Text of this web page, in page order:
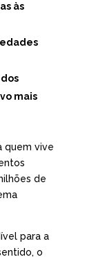
às
mais
quem vive
de
para a
o